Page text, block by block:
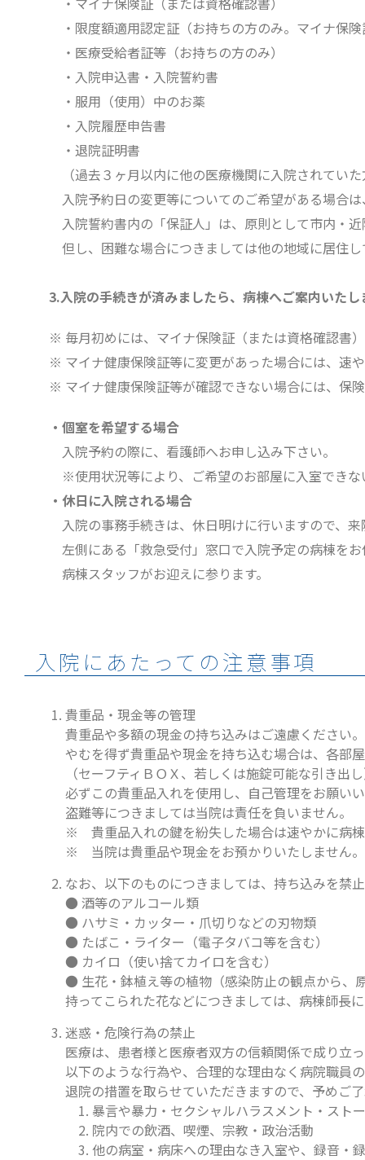
・限度額適用認定証（お持ちの方のみ。マイナ保
・医療受給者証等（お持ちの方のみ）
・入院申込書・入院誓約書
・服用（使用）中のお薬
・入院履歴申告書
・退院証明書
（過去３ヶ月以内に他の医療機関に入院されてい
入院予約日の変更等についてのご希望がある場合
入院誓約書内の「保証人」は、原則として市内・
但し、困難な場合につきましては他の地域に居住
3.入院の手続きが済みましたら、病棟へご案内いたし
※ 毎月初めには、マイナ保険証（または資格確認書
※ マイナ健康保険証等に変更があった場合には、速
※ マイナ健康保険証等が確認できない場合には、保
・個室を希望する場合
入院予約の際に、看護師へお申し込み下さい。
※使用状況等により、ご希望のお部屋に入室でき
・休日に入院される場合
入院の事務手続きは、休日明けに行いますので、
左側にある「救急受付」窓口で入院予定の病棟を
病棟スタッフがお迎えに参ります。
入院にあたっての注意事項
貴重品・現金等の管理
貴重品や多額の現金の持ち込みはご遠慮ください。
やむを得ず貴重品や現金を持ち込む場合は、各部
（セーフティＢＯＸ、若しくは施錠可能な引き出
必ずこの貴重品入れを使用し、自己管理をお願い
盗難等につきましては当院は責任を負いません。
※ 貴重品入れの鍵を紛失した場合は速やかに病
※ 当院は貴重品や現金をお預かりいたしません。
なお、以下のものにつきましては、持ち込みを禁
● 酒等のアルコール類
● ハサミ・カッター・爪切りなどの刃物類
● たばこ・ライター（電子タバコ等を含む）
● カイロ（使い捨てカイロを含む）
● 生花・鉢植え等の植物（感染防止の観点から、
持ってこられた花などにつきましては、病棟師⾧
迷惑・危険行為の禁止
医療は、患者様と医療者双方の信頼関係で成り立
以下のような行為や、合理的な理由なく病院職員
退院の措置を取らせていただきますので、予めご
1. 暴言や暴力・セクシャルハラスメント・スト
2. 院内での飲酒、喫煙、宗教・政治活動
3. 他の病室・病床への理由なき入室や、録音・